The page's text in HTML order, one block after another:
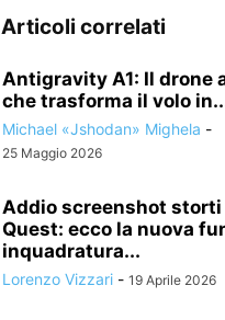
Articoli correlati
Antigravity A1: Il drone
che trasforma il volo
Michael «Jshodan» Mighela -
25 Maggio 2026
Addio screenshot storti
Quest: ecco la nuova
inquadratura...
Lorenzo Vizzari - 19 Aprile 2026